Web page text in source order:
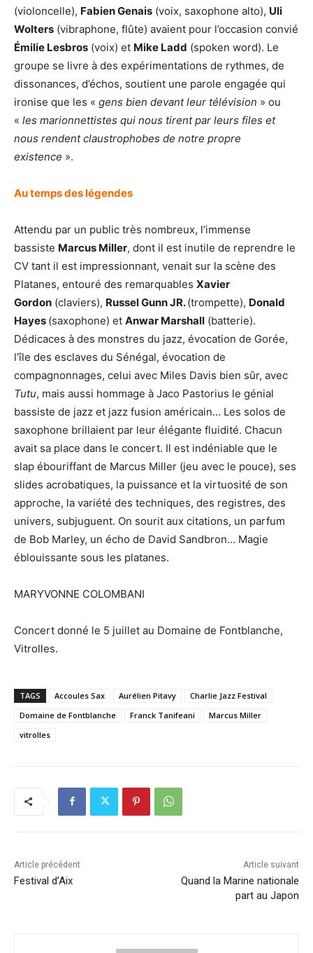
(violoncelle), Fabien Genais (voix, saxophone alto), Uli
Wolters (vibraphone, flûte) avaient pour l’occasion convié
Émilie Lesbros (voix) et Mike Ladd (spoken word). Le
groupe se livre à des expérimentations de rythmes, de
dissonances, d’échos, soutient une parole engagée qui
ironise que les « gens bien devant leur télévision » ou
« les marionnettistes qui nous tirent par leurs files et
nous rendent claustrophobes de notre propre
existence ».
Au temps des légendes
Attendu par un public très nombreux, l’immense
bassiste Marcus Miller, dont il est inutile de reprendre le
CV tant il est impressionnant, venait sur la scène des
Platanes, entouré des remarquables Xavier
Gordon (claviers), Russel Gunn JR.(trompette), Donald
Hayes (saxophone) et Anwar Marshall (batterie).
Dédicaces à des monstres du jazz, évocation de Gorée,
l’île des esclaves du Sénégal, évocation de
compagnonnages, celui avec Miles Davis bien sûr, avec
Tutu, mais aussi hommage à Jaco Pastorius le génial
bassiste de jazz et jazz fusion américain… Les solos de
saxophone brillaient par leur élégante fluidité. Chacun
avait sa place dans le concert. Il est indéniable que le
slap ébouriffant de Marcus Miller (jeu avec le pouce), ses
slides acrobatiques, la puissance et la virtuosité de son
approche, la variété des techniques, des registres, des
univers, subjuguent. On sourit aux citations, un parfum
de Bob Marley, un écho de David Sandbron… Magie
éblouissante sous les platanes.
MARYVONNE COLOMBANI
Concert donné le 5 juillet au Domaine de Fontblanche,
Vitrolles.
TAGS Accoules Sax Aurélien Pitavy
Charlie Jazz Festival
Domaine de Fontblanche
Franck Tanifeani
Marcus Miller
vitrolles
Article précédent
Festival d’Aix
Article suivant
Quand la Marine nationale
part au Japon